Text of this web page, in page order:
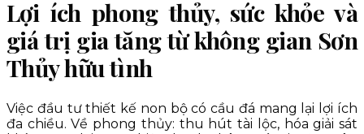
Lợi ích phong thủy, sức khỏe và
giá trị gia tăng từ không gian Sơn
Thủy hữu tình
Việc đầu tư thiết kế non bộ có cầu đá mang lại lợi ích
đa chiều. Về phong thủy: thu hút tài lộc, hóa giải sát